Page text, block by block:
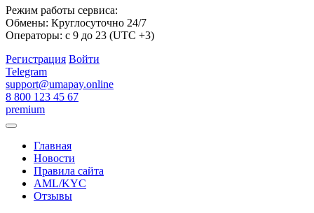
Режим работы сервиса:
Обмены: Круглосуточно 24/7
Операторы: с 9 до 23 (UTC +3)
Регистрация Войти
Telegram
support@umapay.online
8 800 123 45 67
premium
Главная
Новости
Правила сайта
AML/KYC
Отзывы